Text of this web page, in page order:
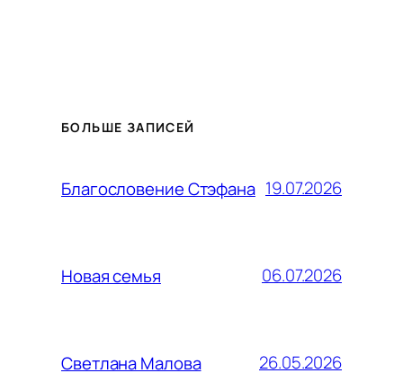
БОЛЬШЕ ЗАПИСЕЙ
Благословение Стэфана 19.07.2026
Новая семья 06.07.2026
Светлана Малова 26.05.2026